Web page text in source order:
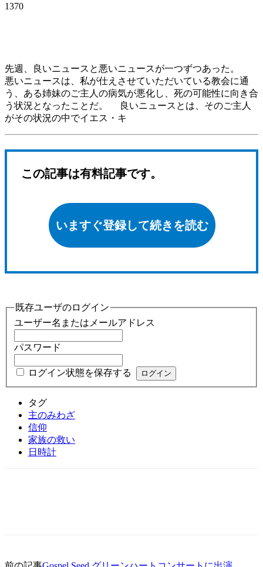
1370
先週、良いニュースと悪いニュースが一つずつあった。
悪いニュースは、私が仕えさせていただいている教会に通
う、ある姉妹のご主人の病気が悪化し、死の可能性に向き合
う状況となったことだ。 良いニュースとは、そのご主人
がその状況の中でイエス・キ
この記事は有料記事です。
いますぐ登録して続きを読む
既存ユーザのログイン
ユーザー名またはメールアドレス
パスワード
ログイン状態を保存する
タグ
主のみわざ
信仰
家族の救い
日時計